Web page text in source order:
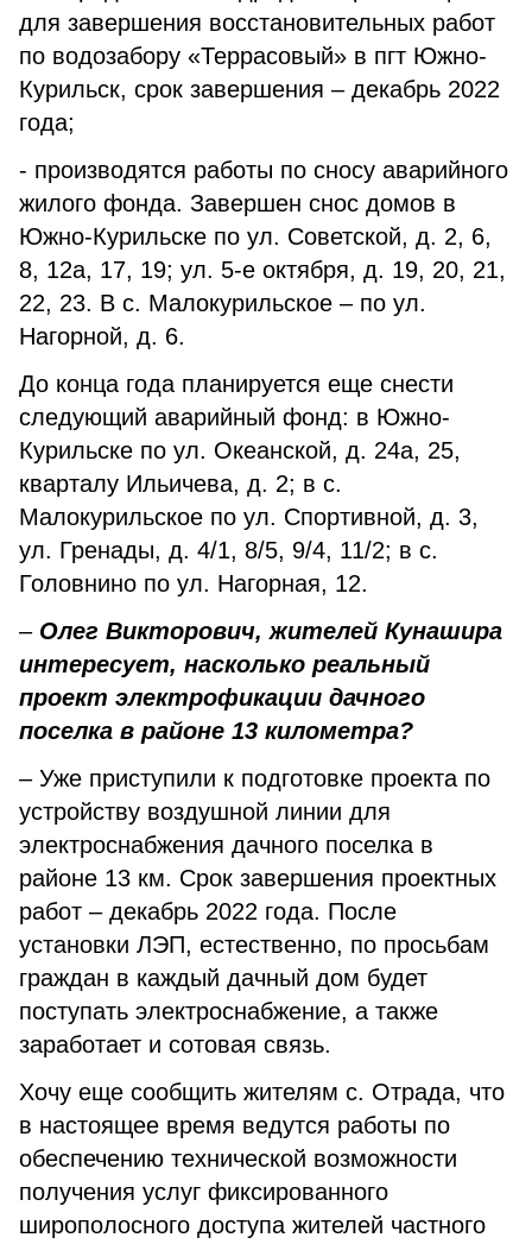
для завершения восстановительных работ
по водозабору «Террасовый» в пгт Южно-
Курильск, срок завершения – декабрь 2022
года;
- производятся работы по сносу аварийного
жилого фонда. Завершен снос домов в
Южно-Курильске по ул. Советской, д. 2, 6,
8, 12а, 17, 19; ул. 5-е октября, д. 19, 20, 21,
22, 23. В с. Малокурильское – по ул.
Нагорной, д. 6.
До конца года планируется еще снести
следующий аварийный фонд: в Южно-
Курильске по ул. Океанской, д. 24а, 25,
кварталу Ильичева, д. 2; в с.
Малокурильское по ул. Спортивной, д. 3,
ул. Гренады, д. 4/1, 8/5, 9/4, 11/2; в с.
Головнино по ул. Нагорная, 12.
– Олег Викторович, жителей Кунашира
интересует, насколько реальный
проект электрофикации дачного
поселка в районе 13 километра?
– Уже приступили к подготовке проекта по
устройству воздушной линии для
электроснабжения дачного поселка в
районе 13 км. Срок завершения проектных
работ – декабрь 2022 года. После
установки ЛЭП, естественно, по просьбам
граждан в каждый дачный дом будет
поступать электроснабжение, а также
заработает и сотовая связь.
Хочу еще сообщить жителям с. Отрада, что
в настоящее время ведутся работы по
обеспечению технической возможности
получения услуг фиксированного
широполосного доступа жителей частного